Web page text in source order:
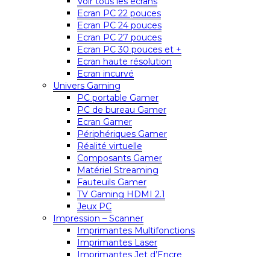
Ecran PC 22 pouces
Ecran PC 24 pouces
Ecran PC 27 pouces
Ecran PC 30 pouces et +
Ecran haute résolution
Ecran incurvé
Univers Gaming
PC portable Gamer
PC de bureau Gamer
Ecran Gamer
Périphériques Gamer
Réalité virtuelle
Composants Gamer
Matériel Streaming
Fauteuils Gamer
TV Gaming HDMI 2.1
Jeux PC
Impression – Scanner
Imprimantes Multifonctions
Imprimantes Laser
Imprimantes Jet d’Encre